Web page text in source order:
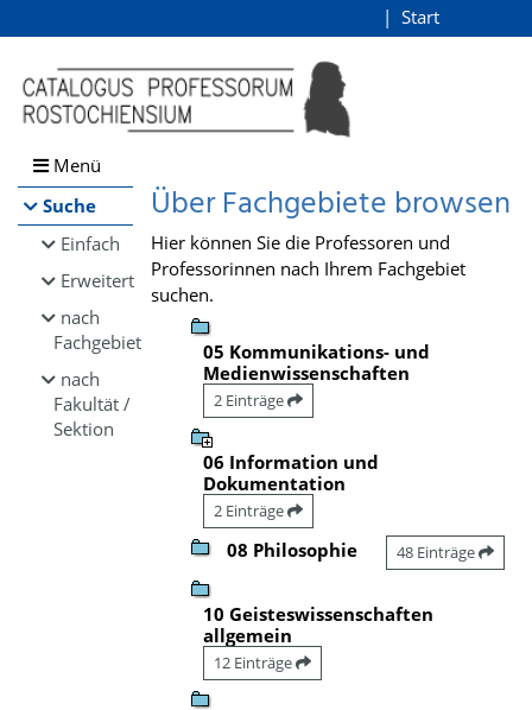
Browsen
direkt zum Inhalt
Start
Menü
Suche
Einfach
Erweitert
nach
Fachgebiet
nach
Fakultät /
Sektion
Über Fachgebiete browsen
Hier können Sie die Professoren und
Professorinnen nach Ihrem Fachgebiet
suchen.
05 Kommunikations- und
Medienwissenschaften
2 Einträge
06 Information und
Dokumentation
2 Einträge
08 Philosophie 48 Einträge
10 Geisteswissenschaften
allgemein
12 Einträge